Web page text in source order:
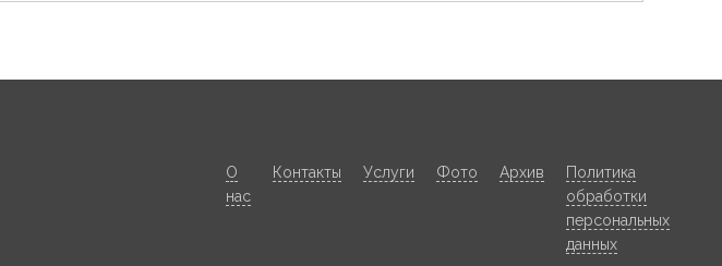
О
нас
Контакты Услуги Фото Архив
Политика
обработки
персональных
данных